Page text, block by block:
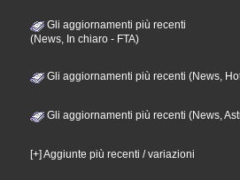
Gli aggiornamenti più recenti
(News, In chiaro - FTA)
Gli aggiornamenti più recenti (News,
Gli aggiornamenti più recenti (News,
[+] Aggiunte più recenti / variazioni